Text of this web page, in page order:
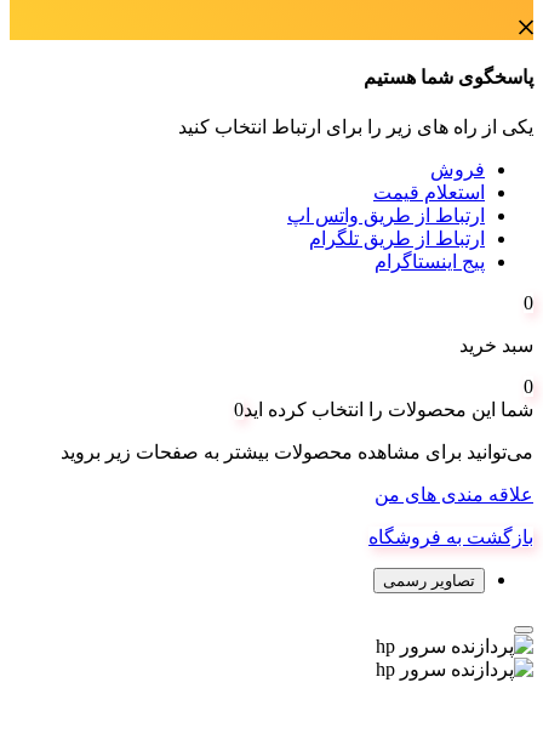
پاسخگوی شما هستیم
یکی از راه های زیر را برای ارتباط انتخاب کنید
فروش
استعلام قیمت
ارتباط از طریق واتس اپ
ارتباط از طریق تلگرام
پیج اینستاگرام
0
سبد خرید
0
شما این محصولات را انتخاب کرده اید0
می‌توانید برای مشاهده محصولات بیشتر به صفحات زیر بروید
علاقه مندی های من
بازگشت به فروشگاه
تصاویر رسمی